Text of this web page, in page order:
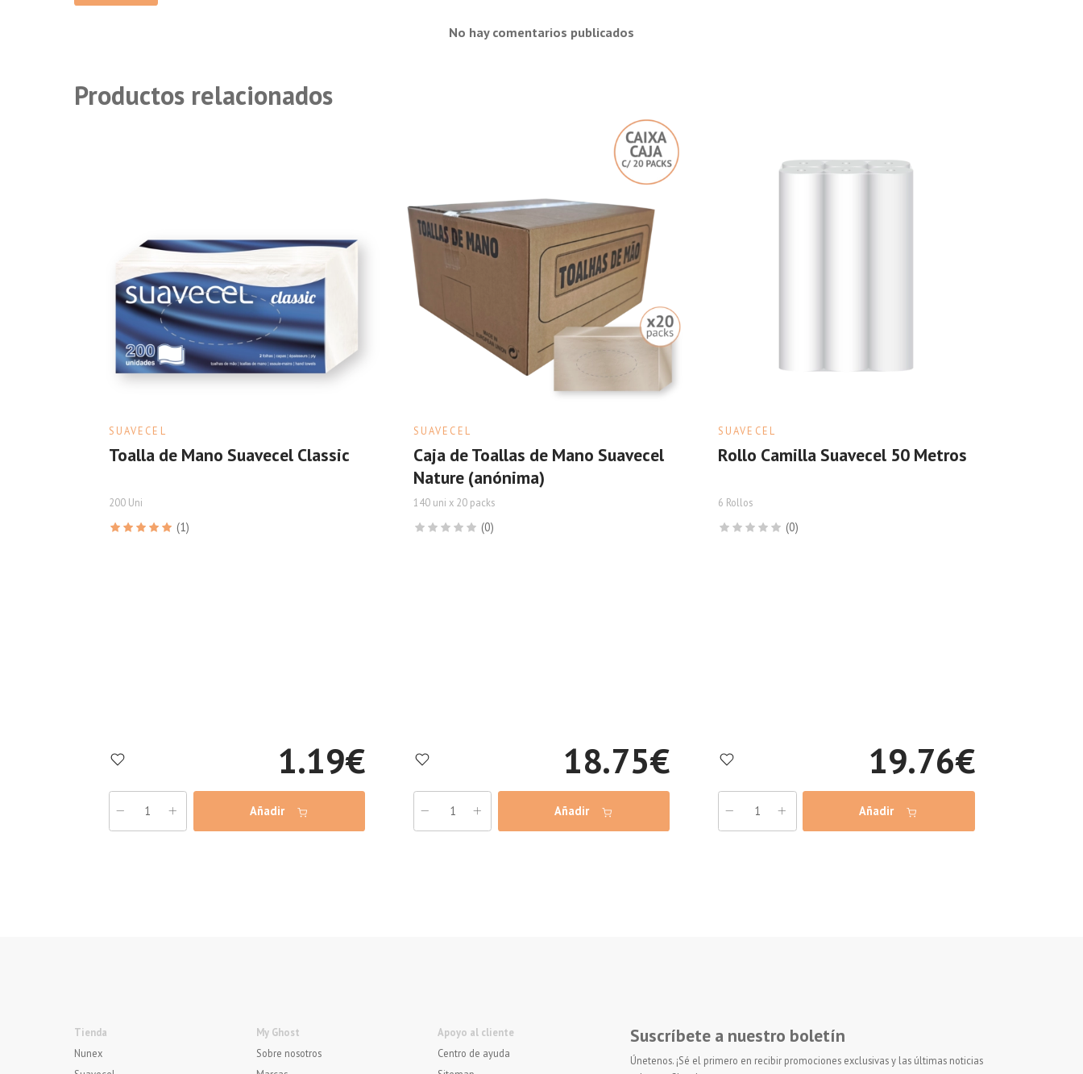
No hay comentarios publicados
Productos relacionados
SUAVECEL
Toalla de Mano Suavecel Classic
200 Uni
(1)
1.19€
Añadir
SUAVECEL
Caja de Toallas de Mano Suavecel
Nature (anónima)
140 uni x 20 packs
(0)
18.75€
Añadir
SUAVECEL
Rollo Camilla Suavecel 50 Metros
6 Rollos
(0)
19.76€
Añadir
Tienda
Nunex
My Ghost
Sobre nosotros
Apoyo al cliente
Centro de ayuda
Suscríbete a nuestro boletín
Únetenos. ¡Sé el primero en recibir promociones exclusivas y las últimas noticias